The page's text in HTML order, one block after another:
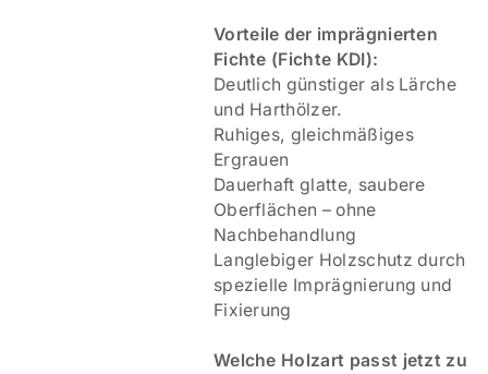
Vorteile der imprägnierten
Fichte (Fichte KDI):
Deutlich günstiger als Lärche
und Harthölzer.
Ruhiges, gleichmäßiges
Ergrauen
Dauerhaft glatte, saubere
Oberflächen – ohne
Nachbehandlung
Langlebiger Holzschutz durch
spezielle Imprägnierung und
Fixierung
Welche Holzart passt jetzt zu